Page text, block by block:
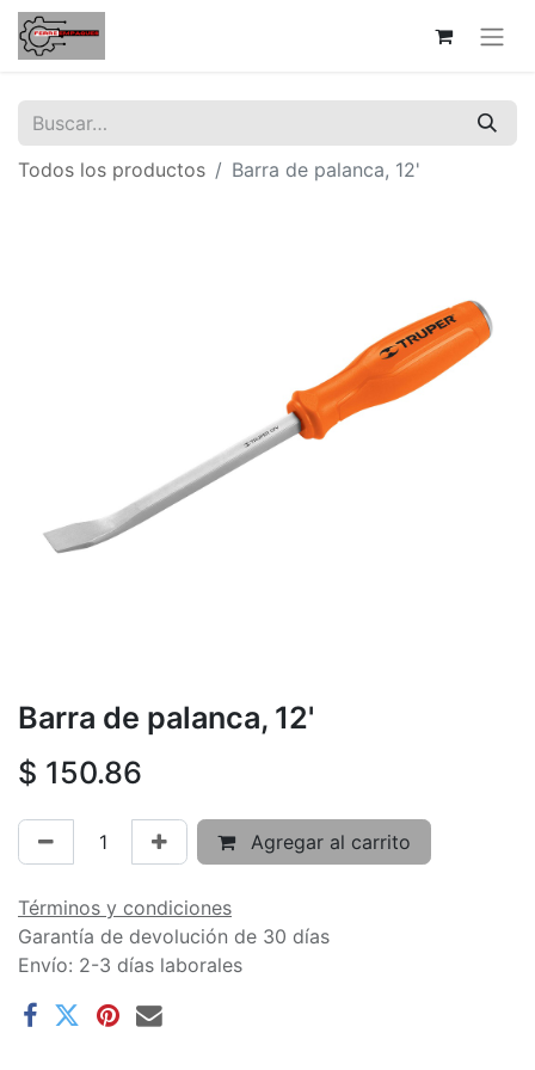
Todos los productos Barra de palanca, 12'
Barra de palanca, 12'
$ 150.86
Agregar al carrito
Términos y condiciones
Garantía de devolución de 30 días
Envío: 2-3 días laborales